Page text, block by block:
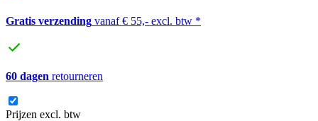
Gratis verzending vanaf € 55,- excl. btw *
60 dagen retourneren
Prijzen excl. btw